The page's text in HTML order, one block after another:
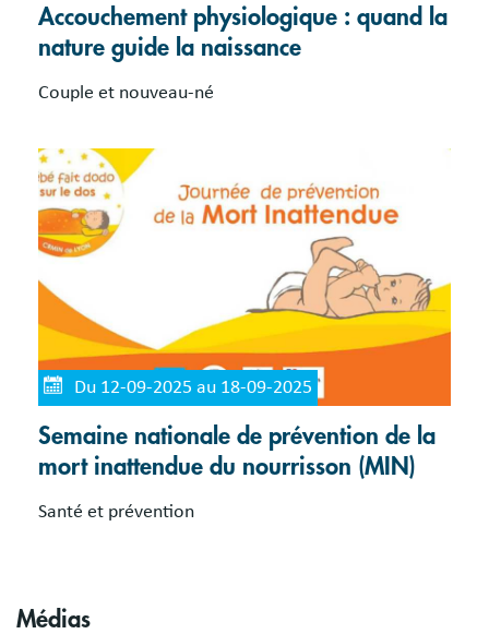
Accouchement physiologique : quand la
nature guide la naissance
Couple et nouveau-né
Du 12-09-2025 au 18-09-2025
Semaine nationale de prévention de la
mort inattendue du nourrisson (MIN)
Santé et prévention
Médias